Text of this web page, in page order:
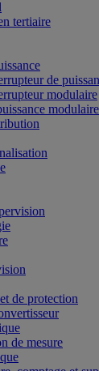
tertiaire
de
modulaire
modulaire
de protection
de mesure